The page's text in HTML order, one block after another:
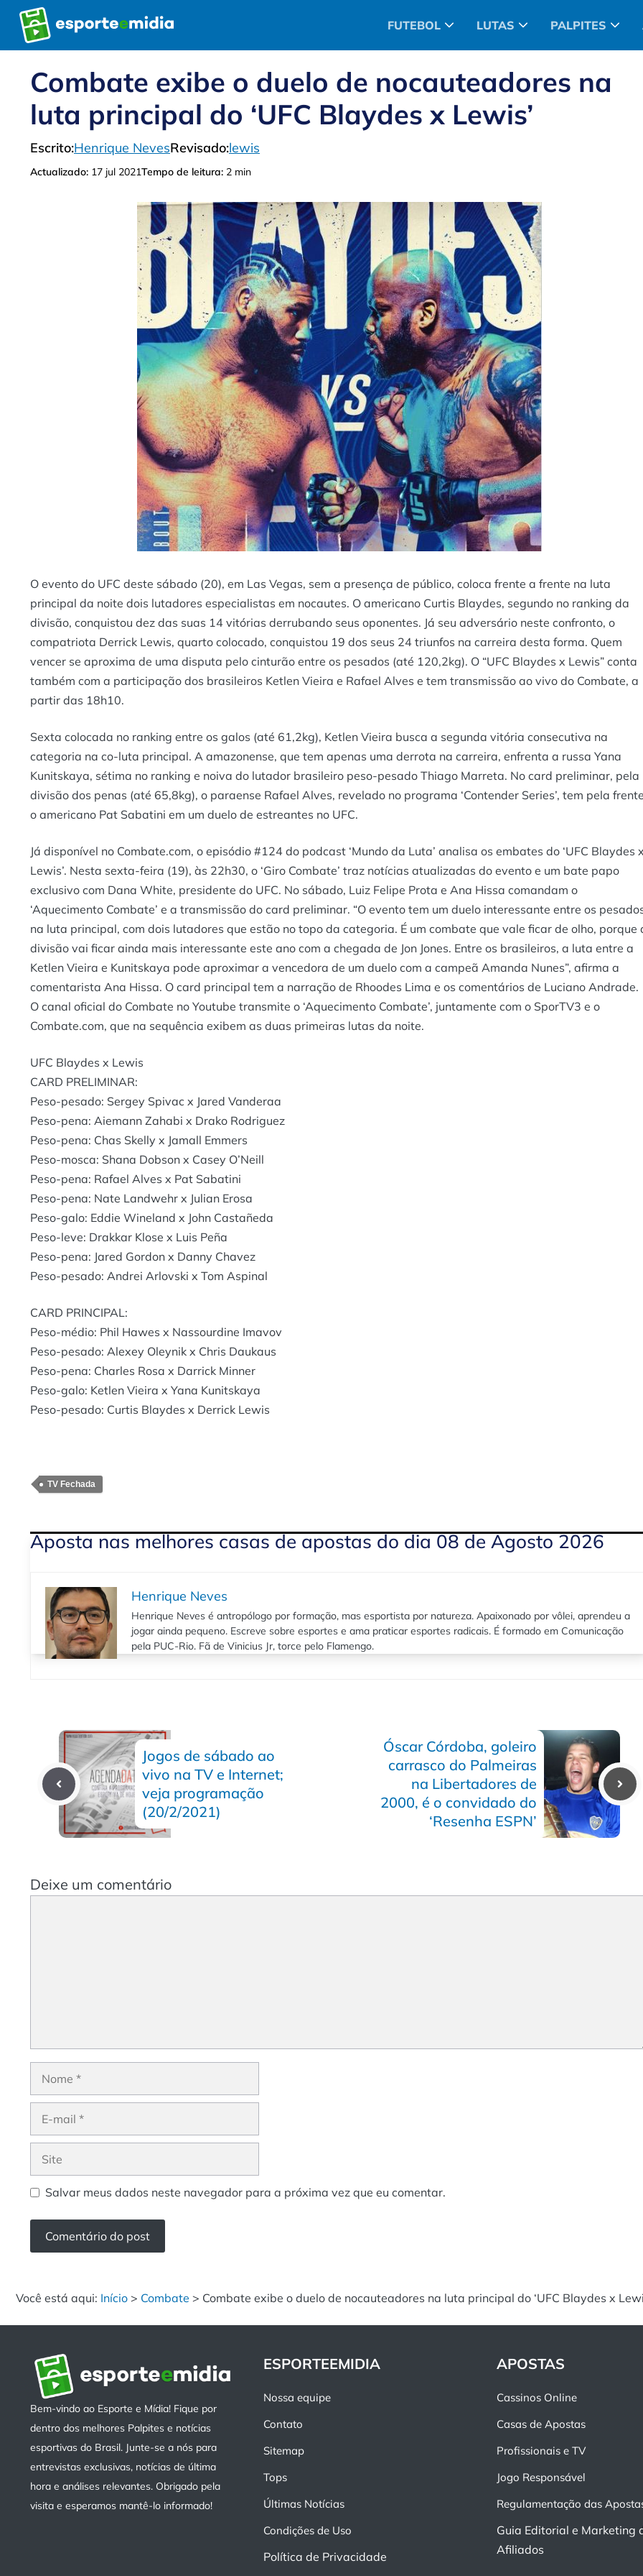
Pular
para
o
FUTEBOL LUTAS PALPITES
Combate exibe o duelo de nocauteadores na
luta principal do ‘UFC Blaydes x Lewis’
Escrito:Henrique NevesRevisado:lewis
Actualizado: 17 jul 2021Tempo de leitura: 2 min
O evento do UFC deste sábado (20), em Las Vegas, sem a presença de público, coloca frente a frente na luta
principal da noite dois lutadores especialistas em nocautes. O americano Curtis Blaydes, segundo no ranking da
divisão, conquistou dez das suas 14 vitórias derrubando seus oponentes. Já seu adversário neste confronto, o
compatriota Derrick Lewis, quarto colocado, conquistou 19 dos seus 24 triunfos na carreira desta forma. Quem
vencer se aproxima de uma disputa pelo cinturão entre os pesados (até 120,2kg). O “UFC Blaydes x Lewis” conta
também com a participação dos brasileiros Ketlen Vieira e Rafael Alves e tem transmissão ao vivo do Combate, a
partir das 18h10.
Sexta colocada no ranking entre os galos (até 61,2kg), Ketlen Vieira busca a segunda vitória consecutiva na
categoria na co-luta principal. A amazonense, que tem apenas uma derrota na carreira, enfrenta a russa Yana
Kunitskaya, sétima no ranking e noiva do lutador brasileiro peso-pesado Thiago Marreta. No card preliminar, pela
divisão dos penas (até 65,8kg), o paraense Rafael Alves, revelado no programa ‘Contender Series’, tem pela frente
o americano Pat Sabatini em um duelo de estreantes no UFC.
Já disponível no Combate.com, o episódio #124 do podcast ‘Mundo da Luta’ analisa os embates do ‘UFC Blaydes x
Lewis’. Nesta sexta-feira (19), às 22h30, o ‘Giro Combate’ traz notícias atualizadas do evento e um bate papo
exclusivo com Dana White, presidente do UFC. No sábado, Luiz Felipe Prota e Ana Hissa comandam o
‘Aquecimento Combate’ e a transmissão do card preliminar. “O evento tem um duelo interessante entre os
na luta principal, com dois lutadores que estão no topo da categoria. É um combate que vale ficar de olho, porque
divisão vai ficar ainda mais interessante este ano com a chegada de Jon Jones. Entre os brasileiros, a luta entre a
Ketlen Vieira e Kunitskaya pode aproximar a vencedora de um duelo com a campeã Amanda Nunes”, afirma a
comentarista Ana Hissa. O card principal tem a narração de Rhoodes Lima e os comentários de Luciano Andrade.
O canal oficial do Combate no Youtube transmite o ‘Aquecimento Combate’, juntamente com o SporTV3 e o
Combate.com, que na sequência exibem as duas primeiras lutas da noite.
UFC Blaydes x Lewis
CARD PRELIMINAR:
Peso-pesado: Sergey Spivac x Jared Vanderaa
Peso-pena: Aiemann Zahabi x Drako Rodriguez
Peso-pena: Chas Skelly x Jamall Emmers
Peso-mosca: Shana Dobson x Casey O’Neill
Peso-pena: Rafael Alves x Pat Sabatini
Peso-pena: Nate Landwehr x Julian Erosa
Peso-galo: Eddie Wineland x John Castañeda
Peso-leve: Drakkar Klose x Luis Peña
Peso-pena: Jared Gordon x Danny Chavez
Peso-pesado: Andrei Arlovski x Tom Aspinal
CARD PRINCIPAL:
Peso-médio: Phil Hawes x Nassourdine Imavov
Peso-pesado: Alexey Oleynik x Chris Daukaus
Peso-pena: Charles Rosa x Darrick Minner
Peso-galo: Ketlen Vieira x Yana Kunitskaya
Peso-pesado: Curtis Blaydes x Derrick Lewis
TV Fechada
Aposta nas melhores casas de apostas do dia 08 de Agosto 2026
Henrique Neves
Henrique Neves é antropólogo por formação, mas esportista por natureza. Apaixonado por vôlei, aprendeu a
jogar ainda pequeno. Escreve sobre esportes e ama praticar esportes radicais. É formado em Comunicação
pela PUC-Rio. Fã de Vinicius Jr, torce pelo Flamengo.
Jogos de sábado ao
vivo na TV e Internet;
veja programação
(20/2/2021)
Óscar Córdoba, goleiro
carrasco do Palmeiras
na Libertadores de
2000, é o convidado do
‘Resenha ESPN’
Deixe um comentário
Salvar meus dados neste navegador para a próxima vez que eu comentar.
Você está aqui: Início > Combate > Combate exibe o duelo de nocauteadores na luta principal do ‘UFC Blaydes x
Bem-vindo ao Esporte e Mídia! Fique por
dentro dos melhores Palpites e notícias
esportivas do Brasil. Junte-se a nós para
entrevistas exclusivas, notícias de última
hora e análises relevantes. Obrigado pela
visita e esperamos mantê-lo informado!
ESPORTEEMIDIA
Nossa equipe
Contato
Sitemap
Tops
Últimas Notícias
Condições de Uso
Política de Privacidade
APOSTAS
Cassinos Online
Casas de Apostas
Profissionais e TV
Jogo Responsável
Regulamentação das
Guia Editorial e Marketing
Afiliados